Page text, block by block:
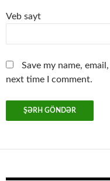
Veb sayt
Save my name,
next time I comment.